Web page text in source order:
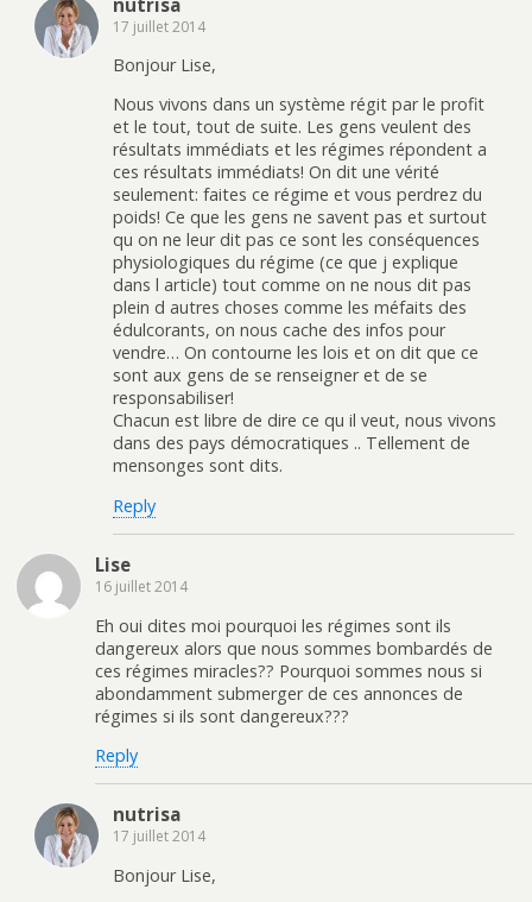
17 juillet 2014
Bonjour Lise,
Nous vivons dans un système régit par le profit
et le tout, tout de suite. Les gens veulent des
résultats immédiats et les régimes répondent a
ces résultats immédiats! On dit une vérité
seulement: faites ce régime et vous perdrez du
poids! Ce que les gens ne savent pas et surtout
qu on ne leur dit pas ce sont les conséquences
physiologiques du régime (ce que j explique
dans l article) tout comme on ne nous dit pas
plein d autres choses comme les méfaits des
édulcorants, on nous cache des infos pour
vendre… On contourne les lois et on dit que ce
sont aux gens de se renseigner et de se
responsabiliser!
Chacun est libre de dire ce qu il veut, nous vivons
dans des pays démocratiques .. Tellement de
mensonges sont dits.
Reply
Lise
16 juillet 2014
Eh oui dites moi pourquoi les régimes sont ils
dangereux alors que nous sommes bombardés de
ces régimes miracles?? Pourquoi sommes nous si
abondamment submerger de ces annonces de
régimes si ils sont dangereux???
Reply
nutrisa
17 juillet 2014
Bonjour Lise,